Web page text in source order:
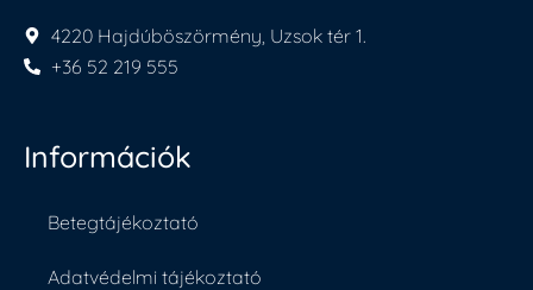
4220 Hajdúböszörmény, Uzsok tér 1.
+36 52 219 555
Információk
Betegtájékoztató
Adatvédelmi tájékoztató